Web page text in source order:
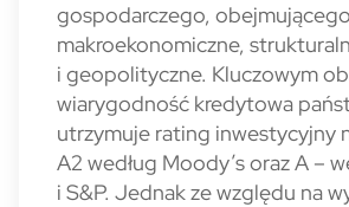
gospodarczego,
makroekonomiczne,
i geopolityczne. Kluczowym
wiarygodność kredytowa
utrzymuje rating inwestycyjny
A2 według Moody’s oraz A –
i S&P. Jednak ze względu na